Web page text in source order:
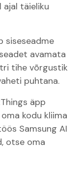
ajal täieliku
siseseadme
avamata
tihe võrgustik
puhtana.
äpp
kodu kliima
Samsung AI
otse oma